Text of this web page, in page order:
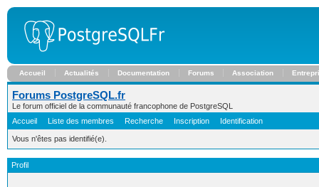
Accueil Actualités Documentation Forums Association
Forums PostgreSQL.fr
Le forum officiel de la communauté francophone de PostgreSQL
Accueil
Liste des membres Recherche Inscription Identification
Vous n'êtes pas identifié(e).
Profil